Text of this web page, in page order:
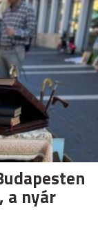
a nyár